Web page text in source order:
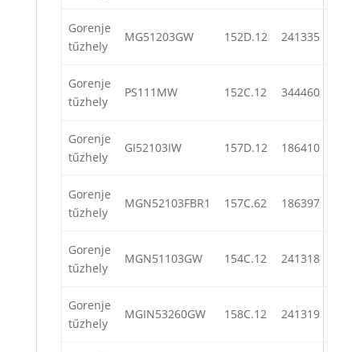
Gorenje
tűzhely
MG51203GW 152D.12 241335
Gorenje
tűzhely
PS111MW 152C.12 344460
Gorenje
tűzhely
GI52103IW 157D.12 186410
Gorenje
tűzhely
MGN52103FBR1 157C.62 186397
Gorenje
tűzhely
MGN51103GW 154C.12 241318
Gorenje
tűzhely
MGIN53260GW 158C.12 241319